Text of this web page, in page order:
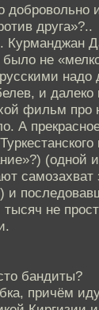
добровольно
друга»?..
Курманджан
было не
надо
и далеко
фильм про
А
(одной
и
тысяч не
бандиты?
причём